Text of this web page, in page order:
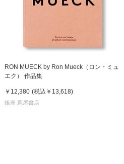
RON MUECK by Ron Mueck（ロン・ミュ
エク） 作品集
￥12,380 (税込 ￥13,618)
銀座 蔦屋書店